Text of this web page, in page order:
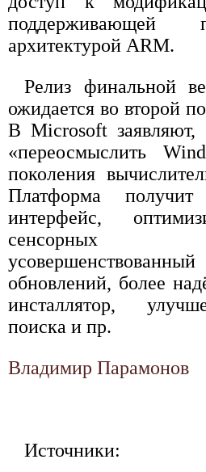
поддерживающей
архитектурой ARM.
Релиз финальной
ожидается во второй
В Microsoft заявляют,
«переосмыслить
поколения
Платформа получит
интерфейс,
сенсорных
обновлений, более
инсталлятор,
поиска и пр.
Владимир Парамонов
Источники: